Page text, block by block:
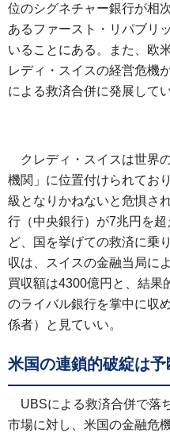
位のシグネチャー銀行が相
あるファースト・リパブリ
いることにある。また、欧
レディ・スイスの経営危機
による救済合併に発展してい
クレディ・スイスは世界
機関」に位置付けられてお
級となりかねないと危惧さ
行（中央銀行）が7兆円を
ど、国を挙げての救済に乗
収は、スイスの金融当局に
買収額は4300億円と、結果
のライバル銀行を掌中に収
係者）と見ていい。
米国の連鎖的破綻は
UBSによる救済合併で落
市場に対し、米国の金融危